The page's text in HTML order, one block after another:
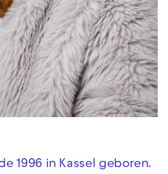
1996 in Kassel geboren.